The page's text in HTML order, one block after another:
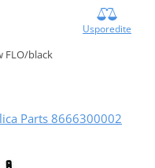
Usporedite
FLO/black
Parts 8666300002